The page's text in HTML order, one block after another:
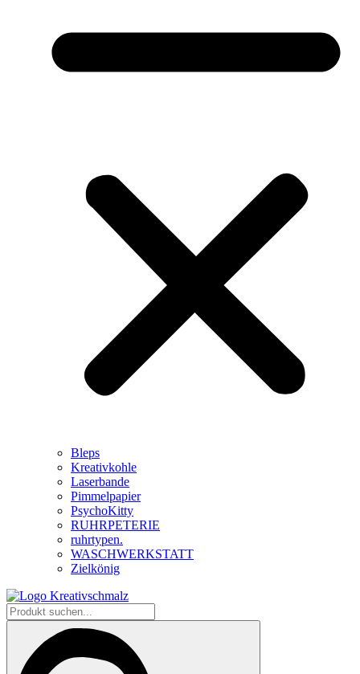
Bleps
Kreativkohle
Laserbande
Pimmelpapier
PsychoKitty
RUHRPETERIE
ruhrtypen.
WASCHWERKSTATT
Zielkönig
Produkt
suchen...